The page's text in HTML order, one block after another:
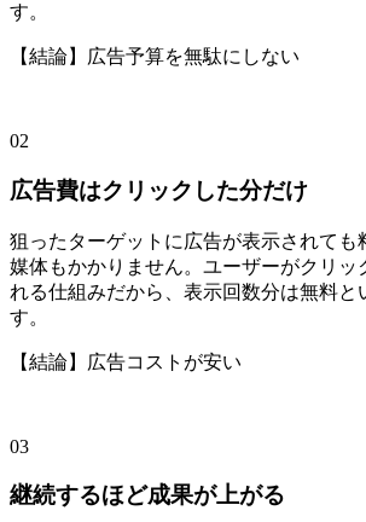
す。
【結論】広告予算を無駄にしない
02
広告費はクリックした分だけ
狙ったターゲットに広告が表示されても
媒体もかかりません。ユーザーがクリッ
れる仕組みだから、表示回数分は無料と
す。
【結論】広告コストが安い
03
継続するほど成果が上がる